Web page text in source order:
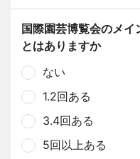
国際園芸博覧会のメ
とはありますか
ない
1.2回ある
3.4回ある
5回以上ある